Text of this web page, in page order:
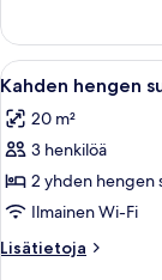
Avaa
kaikki
huonetyypin
Kahden
hengen
superior-
huone
(kaksi
5
Kahden hengen
20 m²
3 henkilöä
2 yhden hengen
Ilmainen Wi-Fi
Lisätietoja
Lisätietoja